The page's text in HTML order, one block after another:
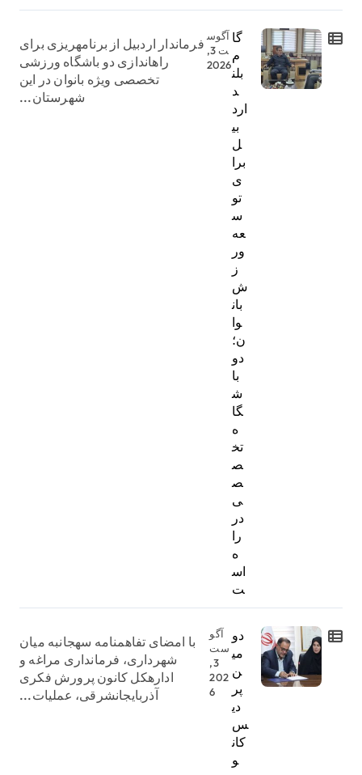
گا
م
بلن
د
ارد
بی
ل
برا
ی
تو
س
عه
ور
ز
ش
بان
وا
ن؛
دو
با
ش
گا
ه
تخ
ص
ص
ی
در
را
ه
اس
ت
آگوس
ت 3,
2026
فرماندار اردبیل از برنامهریزی برای
راهاندازی دو باشگاه ورزشی
تخصصی ویژه بانوان در این
شهرستان...
دو
می
ن
پر
دی
س
کان
و
آگو
ست
3,
202
6
با امضای تفاهمنامه سهجانبه میان
شهرداری، فرمانداری مراغه و
ادارهکل کانون پرورش فکری
آذربایجانشرقی، عملیات...